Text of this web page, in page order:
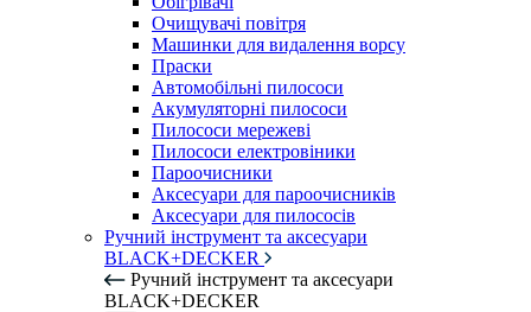
Очищувачі повітря
Машинки для видалення ворсу
Праски
Автомобільні пилососи
Акумуляторні пилососи
Пилососи мережеві
Пилососи електровіники
Пароочисники
Аксесуари для пароочисників
Аксесуари для пилососів
Ручний інструмент та аксесуари
BLACK+DECKER
Ручний інструмент та аксесуари
BLACK+DECKER